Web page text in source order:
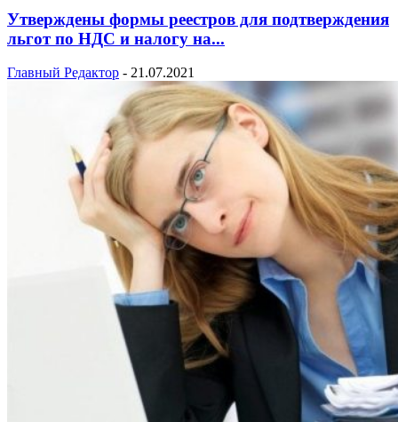
Утверждены формы реестров для подтверждения
льгот по НДС и налогу на...
Главный Редактор - 21.07.2021